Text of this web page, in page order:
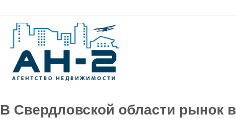
В Свердловской области рынок